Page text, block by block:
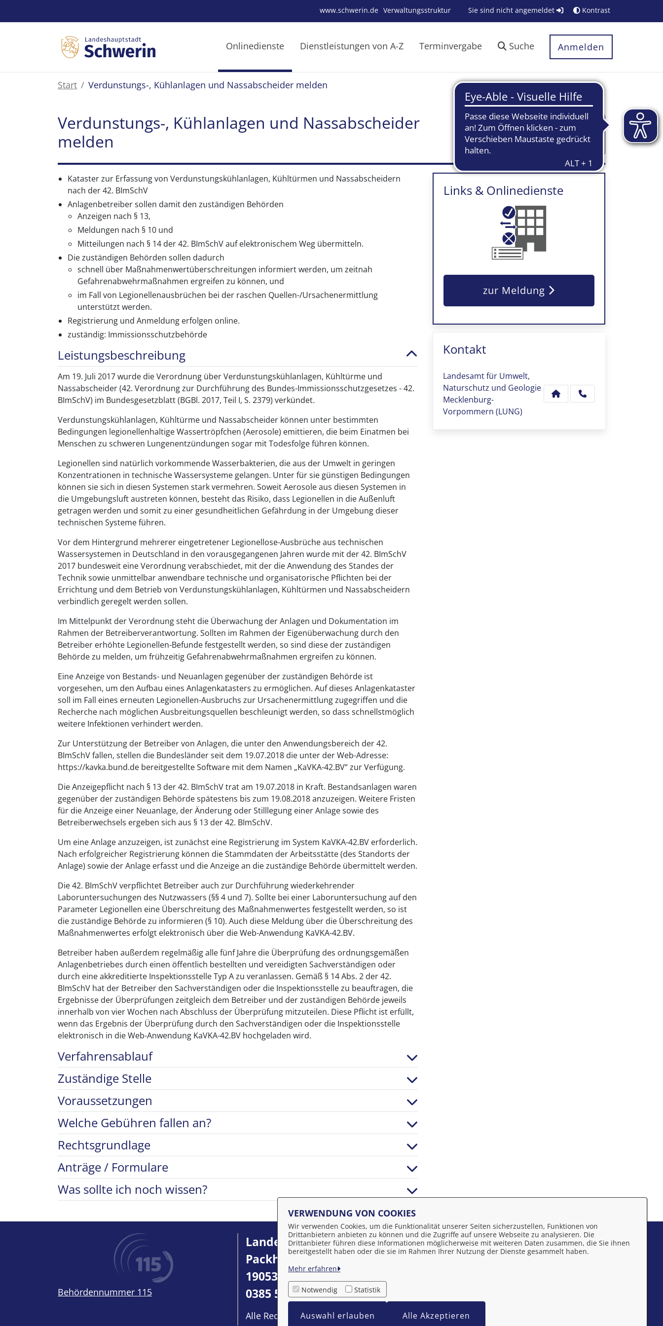
www.schwerin.de Verwaltungsstruktur Sie sind nicht angemeldet Kontrast
Onlinedienste Dienstleistungen von A-Z Terminvergabe Suche Anmelden
Start Verdunstungs-, Kühlanlagen und Nassabscheider melden
Verdunstungs-, Kühlanlagen und Nassabscheider
melden
Textblöcke
ein-/ausklappen
Kataster zur Erfassung von Verdunstungskühlanlagen, Kühltürmen und Nassabscheidern
nach der 42. BImSchV
Anlagenbetreiber sollen damit den zuständigen Behörden
Anzeigen nach § 13,
Meldungen nach § 10 und
Mitteilungen nach § 14 der 42. BImSchV auf elektronischem Weg übermitteln.
Die zuständigen Behörden sollen dadurch
schnell über Maßnahmenwertüberschreitungen informiert werden, um zeitnah
Gefahrenabwehrmaßnahmen ergreifen zu können, und
im Fall von Legionellenausbrüchen bei der raschen Quellen-/Ursachenermittlung
unterstützt werden.
Registrierung und Anmeldung erfolgen online.
zuständig: Immissionsschutzbehörde
Leistungsbeschreibung
Am 19. Juli 2017 wurde die Verordnung über Verdunstungskühlanlagen, Kühltürme und
Nassabscheider (42. Verordnung zur Durchführung des Bundes-Immissionsschutzgesetzes - 42.
BImSchV) im Bundesgesetzblatt (BGBl. 2017, Teil I, S. 2379) verkündet.
Verdunstungskühlanlagen, Kühltürme und Nassabscheider können unter bestimmten
Bedingungen legionellenhaltige Wassertröpfchen (Aerosole) emittieren, die beim Einatmen bei
Menschen zu schweren Lungenentzündungen sogar mit Todesfolge führen können.
Legionellen sind natürlich vorkommende Wasserbakterien, die aus der Umwelt in geringen
Konzentrationen in technische Wassersysteme gelangen. Unter für sie günstigen Bedingungen
können sie sich in diesen Systemen stark vermehren. Soweit Aerosole aus diesen Systemen in
die Umgebungsluft austreten können, besteht das Risiko, dass Legionellen in die Außenluft
getragen werden und somit zu einer gesundheitlichen Gefährdung in der Umgebung dieser
technischen Systeme führen.
Vor dem Hintergrund mehrerer eingetretener Legionellose-Ausbrüche aus technischen
Wassersystemen in Deutschland in den vorausgegangenen Jahren wurde mit der 42. BImSchV
2017 bundesweit eine Verordnung verabschiedet, mit der die Anwendung des Standes der
Technik sowie unmittelbar anwendbare technische und organisatorische Pflichten bei der
Errichtung und dem Betrieb von Verdunstungskühlanlagen, Kühltürmen und Nassabscheidern
verbindlich geregelt werden sollen.
Im Mittelpunkt der Verordnung steht die Überwachung der Anlagen und Dokumentation im
Rahmen der Betreiberverantwortung. Sollten im Rahmen der Eigenüberwachung durch den
Betreiber erhöhte Legionellen-Befunde festgestellt werden, so sind diese der zuständigen
Behörde zu melden, um frühzeitig Gefahrenabwehrmaßnahmen ergreifen zu können.
Eine Anzeige von Bestands- und Neuanlagen gegenüber der zuständigen Behörde ist
vorgesehen, um den Aufbau eines Anlagenkatasters zu ermöglichen. Auf dieses Anlagenkataster
soll im Fall eines erneuten Legionellen-Ausbruchs zur Ursachenermittlung zugegriffen und die
Recherche nach möglichen Ausbreitungsquellen beschleunigt werden, so dass schnellstmöglich
weitere Infektionen verhindert werden.
Zur Unterstützung der Betreiber von Anlagen, die unter den Anwendungsbereich der 42.
BImSchV fallen, stellen die Bundesländer seit dem 19.07.2018 die unter der Web-Adresse:
https://kavka.bund.de bereitgestellte Software mit dem Namen „KaVKA-42.BV“ zur Verfügung.
Die Anzeigepflicht nach § 13 der 42. BImSchV trat am 19.07.2018 in Kraft. Bestandsanlagen waren
gegenüber der zuständigen Behörde spätestens bis zum 19.08.2018 anzuzeigen. Weitere Fristen
für die Anzeige einer Neuanlage, der Änderung oder Stilllegung einer Anlage sowie des
Betreiberwechsels ergeben sich aus § 13 der 42. BImSchV.
Um eine Anlage anzuzeigen, ist zunächst eine Registrierung im System KaVKA-42.BV erforderlich.
Nach erfolgreicher Registrierung können die Stammdaten der Arbeitsstätte (des Standorts der
Anlage) sowie der Anlage erfasst und die Anzeige an die zuständige Behörde übermittelt werden.
Die 42. BImSchV verpflichtet Betreiber auch zur Durchführung wiederkehrender
Laboruntersuchungen des Nutzwassers (§§ 4 und 7). Sollte bei einer Laboruntersuchung auf den
Parameter Legionellen eine Überschreitung des Maßnahmenwertes festgestellt werden, so ist
die zuständige Behörde zu informieren (§ 10). Auch diese Meldung über die Überschreitung des
Maßnahmenwertes erfolgt elektronisch über die Web-Anwendung KaVKA-42.BV.
Betreiber haben außerdem regelmäßig alle fünf Jahre die Überprüfung des ordnungsgemäßen
Anlagenbetriebes durch einen öffentlich bestellten und vereidigten Sachverständigen oder
durch eine akkreditierte Inspektionsstelle Typ A zu veranlassen. Gemäß § 14 Abs. 2 der 42.
BImSchV hat der Betreiber den Sachverständigen oder die Inspektionsstelle zu beauftragen, die
Ergebnisse der Überprüfungen zeitgleich dem Betreiber und der zuständigen Behörde jeweils
innerhalb von vier Wochen nach Abschluss der Überprüfung mitzuteilen. Diese Pflicht ist erfüllt,
wenn das Ergebnis der Überprüfung durch den Sachverständigen oder die Inspektionsstelle
elektronisch in die Web-Anwendung KaVKA-42.BV hochgeladen wird.
Verfahrensablauf
Zuständige Stelle
Voraussetzungen
Welche Gebühren fallen an?
Rechtsgrundlage
Anträge / Formulare
Was sollte ich noch wissen?
Links & Onlinedienste
zur Meldung
Kontakt
Landesamt für Umwelt,
Naturschutz und Geologie
Mecklenburg-
Vorpommern (LUNG)
Behördennummer 115
Landeshauptstadt Schwerin
Packhof 2-6
19053 Schwerin
0385 545-0
Alle Rechte vorbehalten
Impressum
VERWENDUNG VON COOKIES
Wir verwenden Cookies, um die Funktionalität unserer Seiten sicherzustellen, Funktionen von
Drittanbietern anbieten zu können und die Zugriffe auf unsere Webseite zu analysieren. Die
Drittanbieter führen diese Informationen möglicherweise mit weiteren Daten zusammen, die Sie ihnen
bereitgestellt haben oder die sie im Rahmen Ihrer Nutzung der Dienste gesammelt haben.
Mehr erfahren
Notwendig Statistik
Auswahl erlauben Alle Akzeptieren